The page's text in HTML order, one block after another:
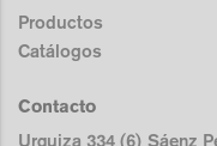
Productos
Catálogos
Contacto
Urquiza 334 (6) Sáenz